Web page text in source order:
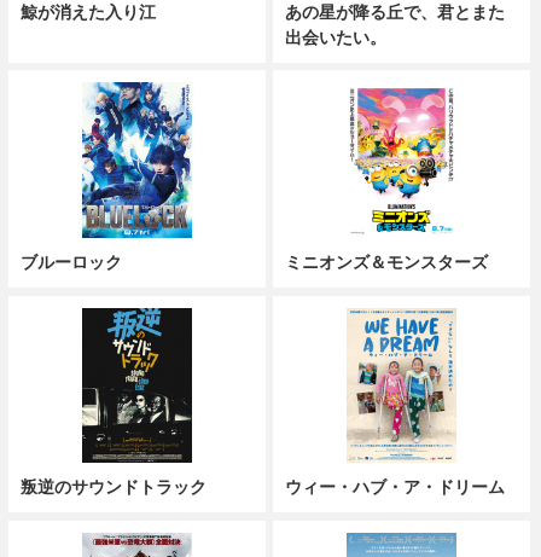
鯨が消えた入り江
あの星が降る丘で、君とまた
出会いたい。
ブルーロック ミニオンズ＆モンスターズ
叛逆のサウンドトラック ウィー・ハブ・ア・ドリーム